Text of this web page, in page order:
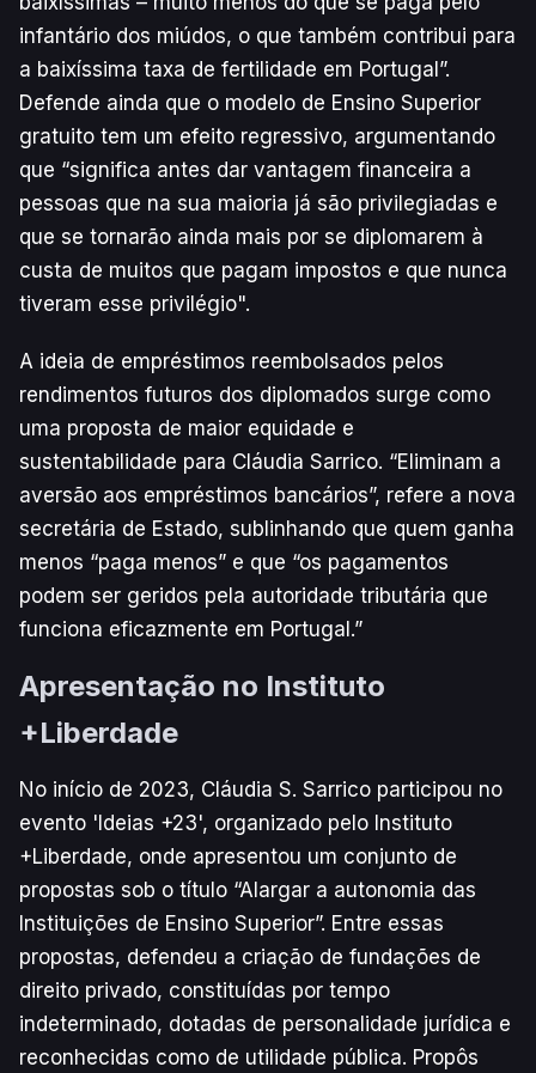
infantário dos miúdos, o que também contribui para
a baixíssima taxa de fertilidade em Portugal”.
Defende ainda que o modelo de Ensino Superior
gratuito tem um efeito regressivo, argumentando
que “significa antes dar vantagem financeira a
pessoas que na sua maioria já são privilegiadas e
que se tornarão ainda mais por se diplomarem à
custa de muitos que pagam impostos e que nunca
tiveram esse privilégio".
A ideia de empréstimos reembolsados pelos
rendimentos futuros dos diplomados surge como
uma proposta de maior equidade e
sustentabilidade para Cláudia Sarrico. “Eliminam a
aversão aos empréstimos bancários”, refere a nova
secretária de Estado, sublinhando que quem ganha
menos “paga menos” e que “os pagamentos
podem ser geridos pela autoridade tributária que
funciona eficazmente em Portugal.”
Apresentação no Instituto
+Liberdade
No início de 2023, Cláudia S. Sarrico participou no
evento 'Ideias +23', organizado pelo Instituto
+Liberdade, onde apresentou um conjunto de
propostas sob o título “Alargar a autonomia das
Instituições de Ensino Superior”. Entre essas
propostas, defendeu a criação de fundações de
direito privado, constituídas por tempo
indeterminado, dotadas de personalidade jurídica e
reconhecidas como de utilidade pública. Propôs